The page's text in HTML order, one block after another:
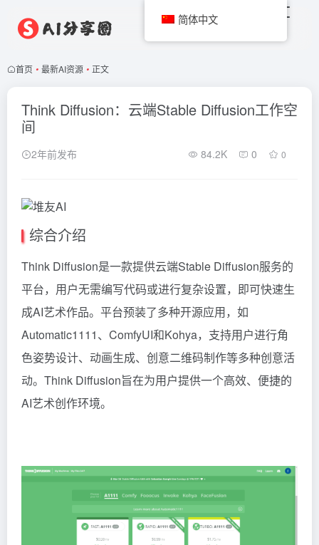
首页 • 最新AI资源 • 正文
Think Diffusion：云端Stable Diffusion工作空
间
2年前发布 84.2K 0 0
综合介绍
Think Diffusion是一款提供云端Stable Diffusion服务的
平台，用户无需编写代码或进行复杂设置，即可快速生
成AI艺术作品。平台预装了多种开源应用，如
Automatic1111、ComfyUI和Kohya，支持用户进行角
色姿势设计、动画生成、创意二维码制作等多种创意活
动。Think Diffusion旨在为用户提供一个高效、便捷的
AI艺术创作环境。
简体中文